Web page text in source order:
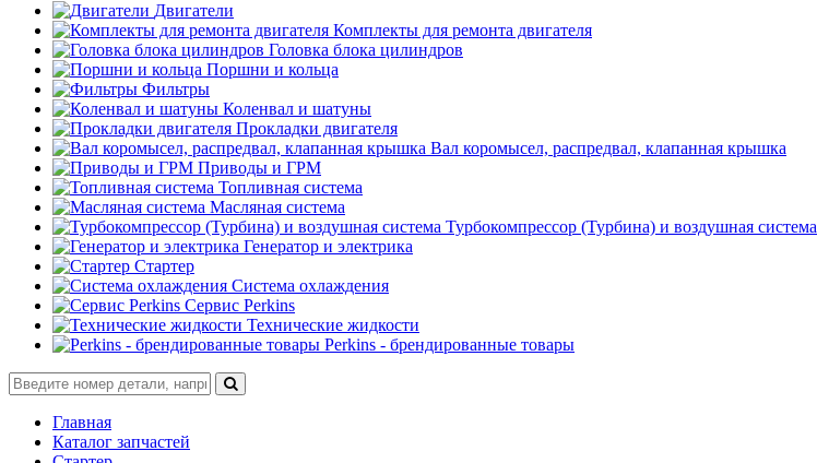
Двигатели
Комплекты для ремонта двигателя
Головка блока цилиндров
Поршни и кольца
Фильтры
Коленвал и шатуны
Прокладки двигателя
Вал коромысел, распредвал, клапанная крышка
Приводы и ГРМ
Топливная система
Масляная система
Турбокомпрессор (Турбина) и воздушная система
Генератор и электрика
Стартер
Система охлаждения
Сервис Perkins
Технические жидкости
Perkins - брендированные товары
Главная
Каталог запчастей